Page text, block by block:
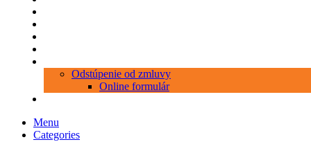
Odstúpenie od zmluvy
Online formulár
Menu
Categories